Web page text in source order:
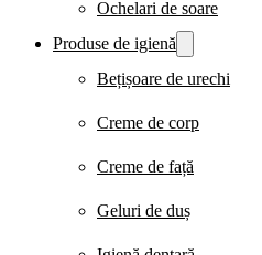
Ochelari de soare
Produse de igienă
Bețișoare de urechi
Creme de corp
Creme de față
Geluri de duș